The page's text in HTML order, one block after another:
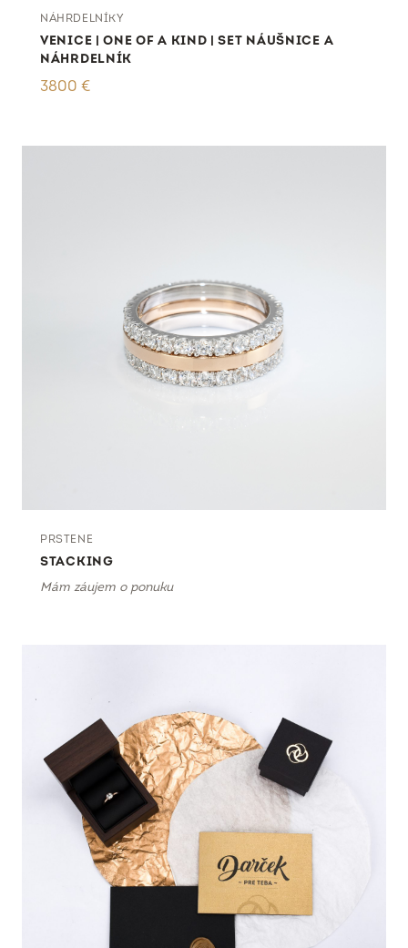
NÁHRDELNÍKY
VENICE | ONE OF A KIND | SET NÁUŠNICE A
NÁHRDELNÍK
3800 €
PRSTENE
STACKING
Mám záujem o ponuku